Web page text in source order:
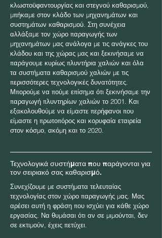
κλωστοϋφαντουργίας και στεγνού καθαρισμού,
μπήκαμε στον κλάδο των μηχανημάτων και
συστημάτων καθαρισμού. Στη συνέχεια
αλλάξαμε τον χώρο παραγωγής των
μηχανημάτων μας ανάλογα με τις ανάγκες του
κλάδου και της χώρας μας και ξεκινήσαμε να
παράγουμε κυρίως πλυντήρια χαλιών και όλα
τα συστήματα καθαρισμού χαλιών με τις
περισσότερες τεχνολογικές δυνατότητες.
Μπορούμε να πούμε επίσημα ότι ξεκινήσαμε την
παραγωγή πλυντηρίων χαλιών το 2001. Και
εξακολουθούμε να είμαστε περήφανοι που
είμαστε η πρωτοπόρος και κορυφαία εταιρεία
στον κόσμο, ακόμη και το 2020.
Τεχνολογικά συστήματα που παράγονται για
τον σειριακό σας καθαρισμό.
Συνεχίζουμε με συστήματα τελευταίας
τεχνολογίας στον χώρο παραγωγής μας. Μας
αρέσει αυτή η φράση που ισχύει για κάθε χώρο
εργασίας. Να θυμάσαι ότι αν σε μιμούνται, δεν
σε εκτιμούν, έχεις πετύχει.